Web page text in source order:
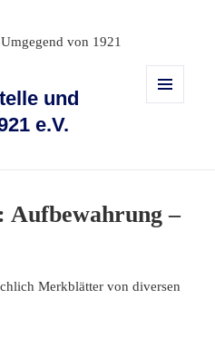
und
e.V.
Aufbewahrung –
Merkblätter von diversen